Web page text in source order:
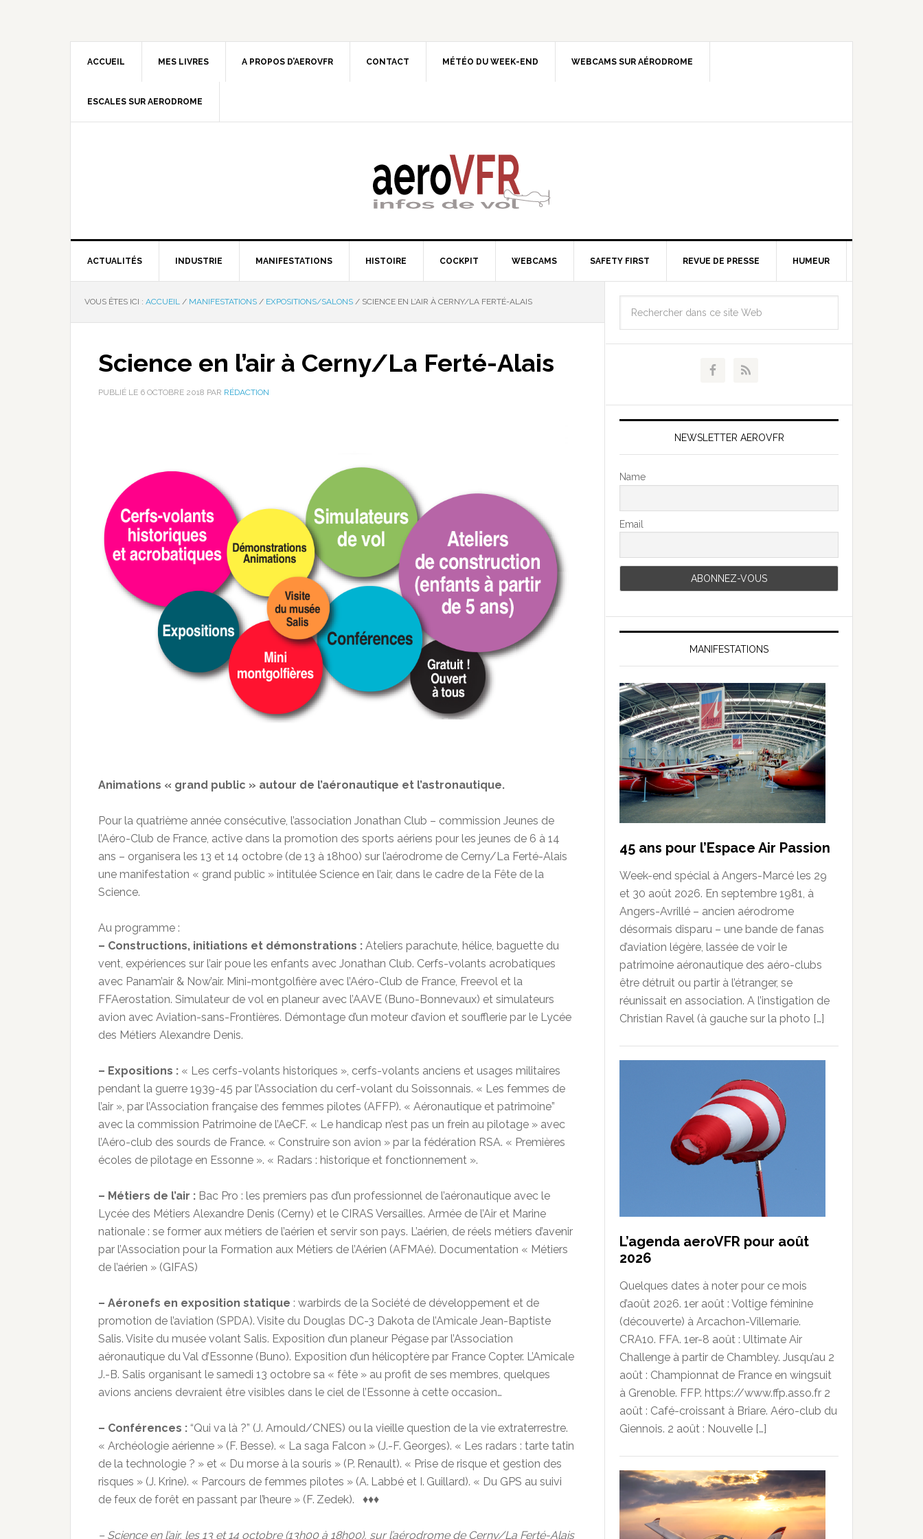
ACCUEIL MES LIVRES A PROPOS D’AEROVFR CONTACT MÉTÉO DU WEEK-END WEBCAMS SUR AÉRODROME
ESCALES SUR AERODROME
ACTUALITÉS INDUSTRIE MANIFESTATIONS HISTOIRE COCKPIT WEBCAMS SAFETY FIRST REVUE DE PRESSE HUMEUR
VOUS ÊTES ICI : ACCUEIL / MANIFESTATIONS / EXPOSITIONS/SALONS / SCIENCE EN L’AIR À CERNY/LA FERTÉ-ALAIS
Science en l’air à Cerny/La Ferté-Alais
PUBLIÉ LE 6 OCTOBRE 2018 PAR RÉDACTION
Animations « grand public » autour de l’aéronautique et l’astronautique.
Pour la quatrième année consécutive, l’association Jonathan Club – commission Jeunes de
l’Aéro-Club de France, active dans la promotion des sports aériens pour les jeunes de 6 à 14
ans – organisera les 13 et 14 octobre (de 13 à 18h00) sur l’aérodrome de Cerny/La Ferté-Alais
une manifestation « grand public » intitulée Science en l’air, dans le cadre de la Fête de la
Science.
Au programme :
– Constructions, initiations et démonstrations : Ateliers parachute, hélice, baguette du
vent, expériences sur l’air poue les enfants avec Jonathan Club. Cerfs-volants acrobatiques
avec Panam’air & Now’air. Mini-montgolfière avec l’Aéro-Club de France, Freevol et la
FFAerostation. Simulateur de vol en planeur avec l’AAVE (Buno-Bonnevaux) et simulateurs
avion avec Aviation-sans-Frontières. Démontage d’un moteur d’avion et soufflerie par le Lycée
des Métiers Alexandre Denis.
– Expositions : « Les cerfs-volants historiques », cerfs-volants anciens et usages militaires
pendant la guerre 1939-45 par l’Association du cerf-volant du Soissonnais. « Les femmes de
l’air », par l’Association française des femmes pilotes (AFFP). « Aéronautique et patrimoine”
avec la commission Patrimoine de l’AeCF. « Le handicap n’est pas un frein au pilotage » avec
l’Aéro-club des sourds de France. « Construire son avion » par la fédération RSA. « Premières
écoles de pilotage en Essonne ». « Radars : historique et fonctionnement ».
– Métiers de l’air : Bac Pro : les premiers pas d’un professionnel de l’aéronautique avec le
Lycée des Métiers Alexandre Denis (Cerny) et le CIRAS Versailles. Armée de l’Air et Marine
nationale : se former aux métiers de l’aérien et servir son pays. L’aérien, de réels métiers d’avenir
par l’Association pour la Formation aux Métiers de l’Aérien (AFMAé). Documentation « Métiers
de l’aérien » (GIFAS)
– Aéronefs en exposition statique : warbirds de la Société de développement et de
promotion de l’aviation (SPDA). Visite du Douglas DC-3 Dakota de l’Amicale Jean-Baptiste
Salis. Visite du musée volant Salis. Exposition d’un planeur Pégase par l’Association
aéronautique du Val d’Essonne (Buno). Exposition d’un hélicoptère par France Copter. L’Amicale
J.-B. Salis organisant le samedi 13 octobre sa « fête » au profit de ses membres, quelques
avions anciens devraient être visibles dans le ciel de l’Essonne à cette occasion…
– Conférences : “Qui va là ?” (J. Arnould/CNES) ou la vieille question de la vie extraterrestre.
« Archéologie aérienne » (F. Besse). « La saga Falcon » (J.-F. Georges). « Les radars : tarte tatin
de la technologie ? » et « Du morse à la souris » (P. Renault). « Prise de risque et gestion des
risques » (J. Krine). « Parcours de femmes pilotes » (A. Labbé et I. Guillard). « Du GPS au suivi
de feux de forêt en passant par l’heure » (F. Zedek). ♦♦♦
– Science en l’air, les 13 et 14 octobre (13h00 à 18h00), sur l’aérodrome de Cerny/La Ferté-Alais
NEWSLETTER AEROVFR
Name
Email
MANIFESTATIONS
45 ans pour l’Espace Air Passion
Week-end spécial à Angers-Marcé les 29
et 30 août 2026. En septembre 1981, à
Angers-Avrillé – ancien aérodrome
désormais disparu – une bande de fanas
d’aviation légère, lassée de voir le
patrimoine aéronautique des aéro-clubs
être détruit ou partir à l’étranger, se
réunissait en association. A l’instigation de
Christian Ravel (à gauche sur la photo […]
L’agenda aeroVFR pour août
2026
Quelques dates à noter pour ce mois
d’août 2026. 1er août : Voltige féminine
(découverte) à Arcachon-Villemarie.
CRA10. FFA. 1er-8 août : Ultimate Air
Challenge à partir de Chambley. Jusqu’au 2
août : Championnat de France en wingsuit
à Grenoble. FFP. https://www.ffp.asso.fr 2
août : Café-croissant à Briare. Aéro-club du
Giennois. 2 août : Nouvelle […]